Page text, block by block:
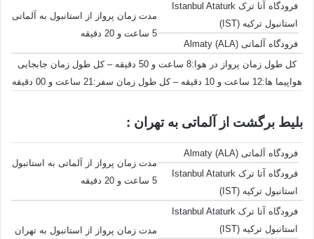
فرودگاه آتا ترک Istanbul Ataturk
استانبول ترکیه (IST)
مدت زمان پرواز از استانبول به آلماتی
5 ساعت و 20 دقیقه
فرودگاه آلماتی Almaty (ALA)
کل طول زمان پرواز در هوا:8 ساعت و 50 دقیقه – کل طول زمان جابجایی
هواپیما ها:12 ساعت و 10 دقیقه – کل طول زمان سفر:21 ساعت و 00 دقیقه
بلیط برگشت از آلماتی به تهران :
فرودگاه آلماتی Almaty (ALA)
مدت زمان پرواز از آلماتی به استانبول
5 ساعت و 20 دقیقه
فرودگاه آتا ترک Istanbul Ataturk
استانبول ترکیه (IST)
فرودگاه آتا ترک Istanbul Ataturk
استانبول ترکیه (IST)
مدت زمان پرواز از استانبول به تهران